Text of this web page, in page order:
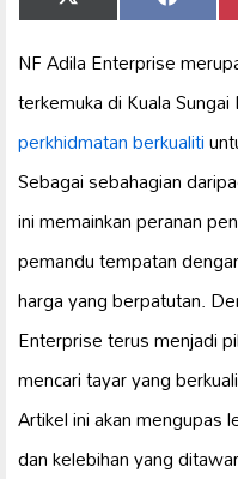
on
(Twitter) on
NF Adila Enterprise
terkemuka di Kuala
perkhidmatan berkualiti
Sebagai sebahagian
ini memainkan peranan
pemandu tempatan
harga yang berpatutan.
Enterprise terus menjadi
mencari tayar yang
Artikel ini akan mengupas
dan kelebihan yang